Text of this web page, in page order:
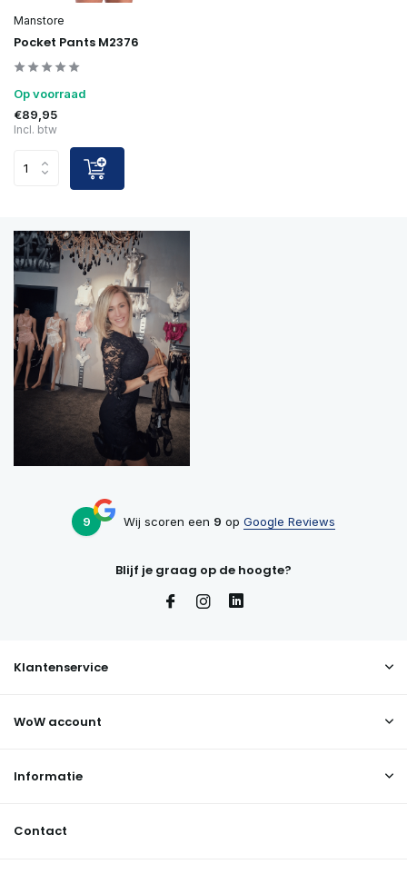
Manstore
Pocket Pants M2376
Op voorraad
€89,95
Incl. btw
9 Wij scoren een 9 op Google Reviews
Blijf je graag op de hoogte?
Klantenservice
WoW account
Informatie
Contact